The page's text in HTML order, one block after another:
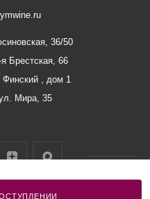
36/50
Брестская, 66
, дом 1
Мира, 35